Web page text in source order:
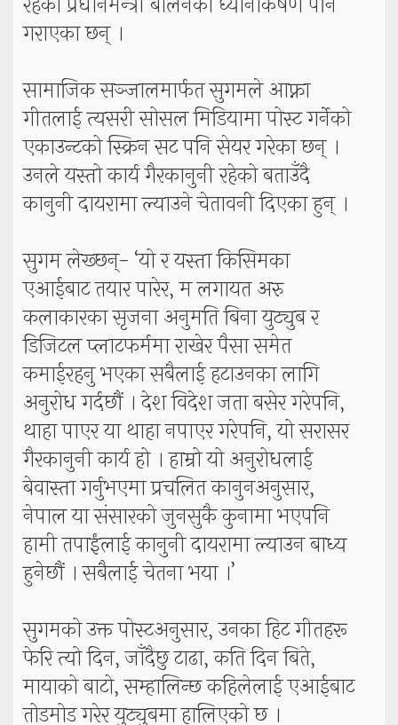
गराएका छन् ।
सामाजिक सञ्जालमार्फत सुगमले आफ्ना
गीतलाई त्यसरी सोसल मिडियामा पोस्ट गर्नेको
एकाउन्टको स्क्रिन सट पनि सेयर गरेका छन् ।
उनले यस्तो कार्य गैरकानुनी रहेको बताउँदै
कानुनी दायरामा ल्याउने चेतावनी दिएका हुन् ।
सुगम लेख्छन्- ‘यो र यस्ता किसिमका
एआईबाट तयार पारेर, म लगायत अरु
कलाकारका सृजना अनुमति बिना युट्युब र
डिजिटल प्लाटफर्ममा राखेर पैसा समेत
कमाईरहनु भएका सबैलाई हटाउनका लागि
अनुरोध गर्दछौं । देश विदेश जता बसेर गरेपनि,
थाहा पाएर या थाहा नपाएर गरेपनि, यो सरासर
गैरकानुनी कार्य हो । हाम्रो यो अनुरोधलाई
बेवास्ता गर्नुभएमा प्रचलित कानुनअनुसार,
नेपाल या संसारको जुनसुकै कुनामा भएपनि
हामी तपाईंलाई कानुनी दायरामा ल्याउन बाध्य
हुनेछौं । सबैलाई चेतना भया ।’
सुगमको उक्त पोस्टअनुसार, उनका हिट गीतहरू
फेरि त्यो दिन, जाँदैछु टाढा, कति दिन बिते,
मायाको बाटो, सम्हालिन्छ कहिलेलाई एआईबाट
तोडमोड गरेर युट्युबमा हालिएको छ ।